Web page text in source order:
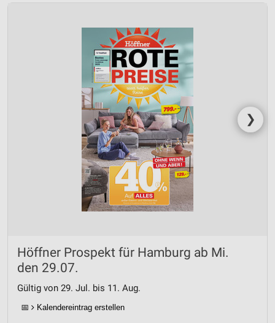
❯
Höffner Prospekt für Hamburg ab Mi.
den 29.07.
Gültig von 29. Jul. bis 11. Aug.
📅 Kalendereintrag erstellen